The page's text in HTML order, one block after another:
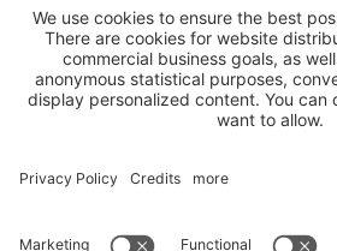
WHATSAPP
+39 376 2951129
HAI
IVA?
Per